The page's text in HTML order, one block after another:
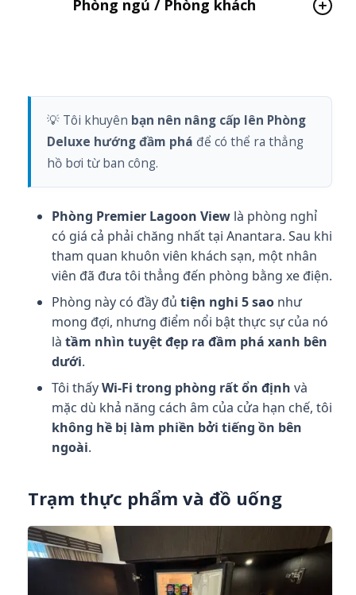
Phòng ngủ / Phòng khách
💡 Tôi khuyên bạn nên nâng cấp lên Phòng
Deluxe hướng đầm phá để có thể ra thẳng
hồ bơi từ ban công.
Phòng Premier Lagoon Viewlà phòng nghỉ
có giá cả phải chăng nhất tại Anantara. Sau khi
tham quan khuôn viên khách sạn, một nhân
viên đã đưa tôi thẳng đến phòng bằng xe điện.
Phòng này có đầy đủ tiện nghi 5 saonhư
mong đợi, nhưng điểm nổi bật thực sự của nó
là tầm nhìn tuyệt đẹp ra đầm phá xanh bên
dưới.
Tôi thấyWi-Fi trong phòng rất ổn định và
mặc dù khả năng cách âm của cửa hạn chế, tôi
không hề bị làm phiền bởi tiếng ồn bên
ngoài.
Trạm thực phẩm và đồ uống